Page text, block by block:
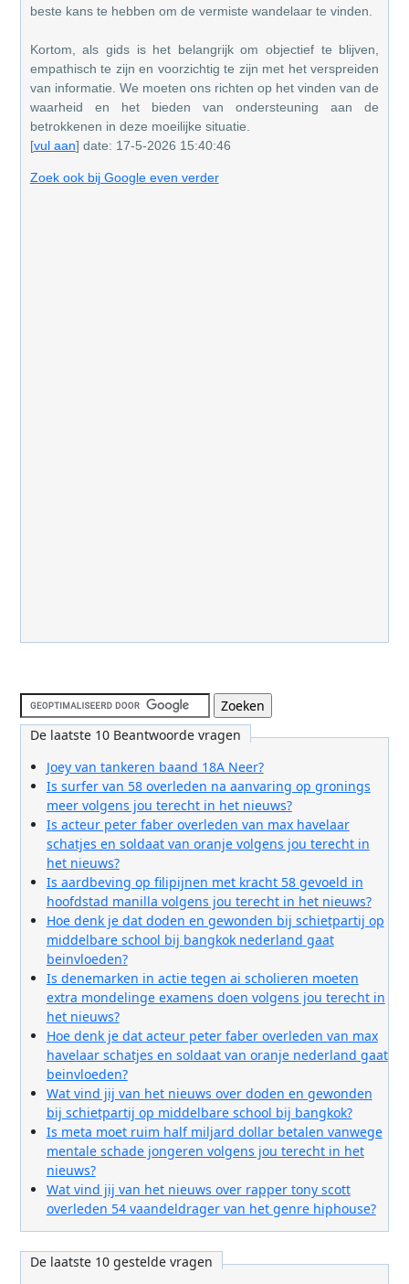
beste kans te hebben om de vermiste wandelaar te vinden.
Kortom, als gids is het belangrijk om objectief te blijven,
empathisch te zijn en voorzichtig te zijn met het verspreiden
van informatie. We moeten ons richten op het vinden van de
waarheid en het bieden van ondersteuning aan de
betrokkenen in deze moeilijke situatie.
[vul aan] date: 17-5-2026 15:40:46
Zoek ook bij Google even verder
De laatste 10 Beantwoorde vragen
Joey van tankeren baand 18A Neer?
Is surfer van 58 overleden na aanvaring op gronings
meer volgens jou terecht in het nieuws?
Is acteur peter faber overleden van max havelaar
schatjes en soldaat van oranje volgens jou terecht in
het nieuws?
Is aardbeving op filipijnen met kracht 58 gevoeld in
hoofdstad manilla volgens jou terecht in het nieuws?
Hoe denk je dat doden en gewonden bij schietpartij op
middelbare school bij bangkok nederland gaat
beinvloeden?
Is denemarken in actie tegen ai scholieren moeten
extra mondelinge examens doen volgens jou terecht in
het nieuws?
Hoe denk je dat acteur peter faber overleden van max
havelaar schatjes en soldaat van oranje nederland gaat
beinvloeden?
Wat vind jij van het nieuws over doden en gewonden
bij schietpartij op middelbare school bij bangkok?
Is meta moet ruim half miljard dollar betalen vanwege
mentale schade jongeren volgens jou terecht in het
nieuws?
Wat vind jij van het nieuws over rapper tony scott
overleden 54 vaandeldrager van het genre hiphouse?
De laatste 10 gestelde vragen